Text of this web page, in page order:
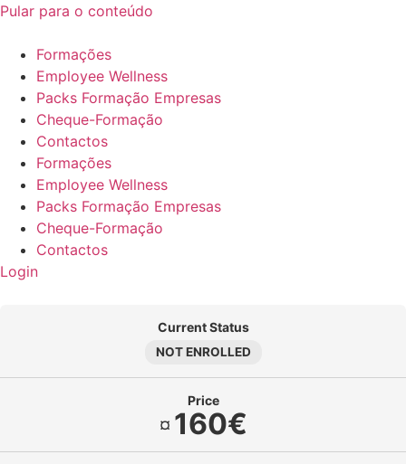
Pular para o conteúdo
Formações
Employee Wellness
Packs Formação Empresas
Cheque-Formação
Contactos
Formações
Employee Wellness
Packs Formação Empresas
Cheque-Formação
Contactos
Login
Current Status
NOT ENROLLED
Price
¤ 160€